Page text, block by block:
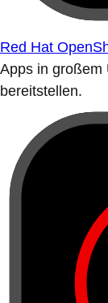
Red Hat
Apps in großem
bereitstellen.